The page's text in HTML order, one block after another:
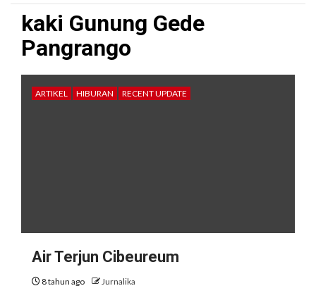
kaki Gunung Gede
Pangrango
ARTIKEL HIBURAN RECENT UPDATE
Air Terjun Cibeureum
8 tahun ago Jurnalika